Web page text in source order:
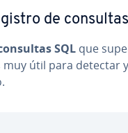
de
SQL que
muy útil para detectar